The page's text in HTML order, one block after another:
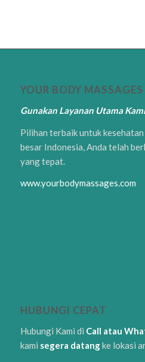
YOUR BODY MASSAGES
Gunakan Layanan Utama Kami
Pilihan terbaik untuk
besar Indonesia, Anda telah
yang tepat.
www.yourbodymassages.com
HUBUNGI CEPAT
Hubungi Kami di Call atau
kami segera datangke lokasi